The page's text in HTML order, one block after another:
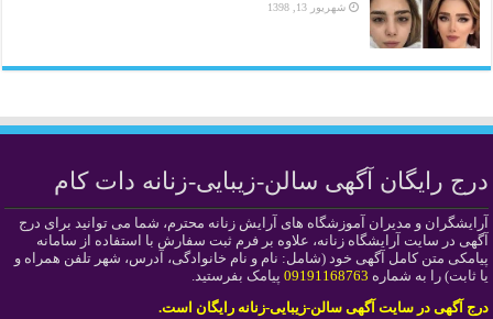
شهریور 13, 1398
درج رایگان آگهی سالن-زیبایی-زنانه دات کام
آرایشگران و مدیران آموزشگاه های آرایش زنانه محترم، شما می توانید برای درج
آگهی در سایت آرایشگاه زنانه، علاوه بر فرم ثبت سفارش با استفاده از سامانه
پیامکی متن کامل آگهی خود (شامل: نام و نام خانوادگی، آدرس، شهر تلفن همراه و
یا ثابت) را به شماره 09191168763 پیامک بفرستید.
درج آگهی در سایت آگهی سالن-زیبایی-زنانه رایگان است.